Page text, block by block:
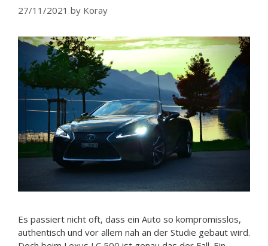
27/11/2021 by Koray
Es passiert nicht oft, dass ein Auto so kompromisslos,
authentisch und vor allem nah an der Studie gebaut wird.